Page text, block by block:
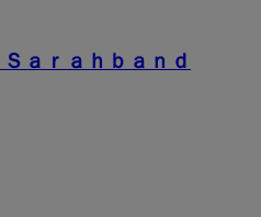
ａｒａｈｂａｎｄ